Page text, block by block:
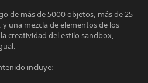
de más de 5000 objetos, más de 25
y una mezcla de elementos de los
creatividad del estilo sandbox,
incluye: